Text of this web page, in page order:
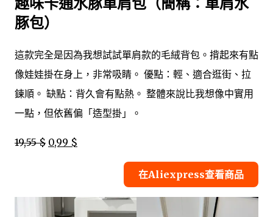
豚包）
這款完全是因為我想試試單肩款的毛絨背包。揹起來有點
像娃娃掛在身上，非常吸睛。 優點：輕、適合逛街、拉
鍊順。 缺點：背久會有點熱。 整體來說比我想像中實用
一點，但依舊偏「造型掛」。
19,55 $ 0,99 $
在Aliexpress查看商品